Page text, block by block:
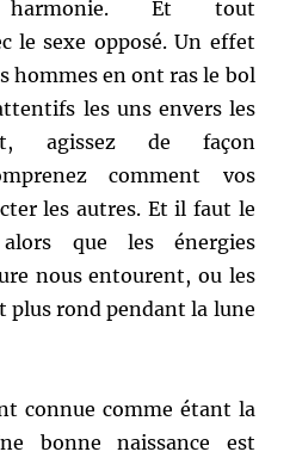
Et tout
le sexe opposé. Un effet
hommes en ont ras le bol
les uns envers les
agissez de façon
comment vos
les autres. Et il faut le
que les énergies
nous entourent, ou les
plus rond pendant la lune
connue comme étant la
bonne naissance est